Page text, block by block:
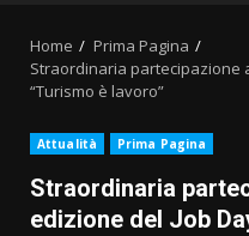
Home
Prima Pagina
Straordinaria partecipazione
“Turismo è lavoro”
Attualità Prima Pagina
Straordinaria
edizione del Job